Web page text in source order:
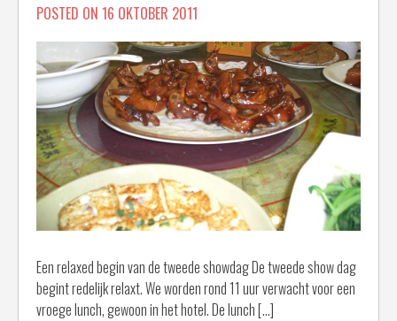
POSTED ON 16 OKTOBER 2011
Een relaxed begin van de tweede showdag De tweede show dag
begint redelijk relaxt. We worden rond 11 uur verwacht voor een
vroege lunch, gewoon in het hotel. De lunch […]